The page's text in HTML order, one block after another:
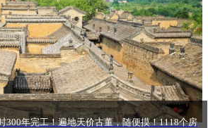
300年完工！遍地天价古董，随便摸！1118个房